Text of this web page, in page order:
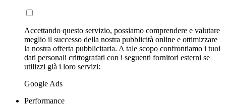
Accettando questo servizio, possiamo comprendere e valutare
meglio il successo della nostra pubblicità online e ottimizzare
la nostra offerta pubblicitaria. A tale scopo confrontiamo i tuoi
dati personali crittografati con i seguenti fornitori esterni se
utilizzi già i loro servizi:
Google Ads
Performance